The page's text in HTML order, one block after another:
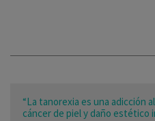
“La tanorexia es una adicción
cáncer de piel y daño estético